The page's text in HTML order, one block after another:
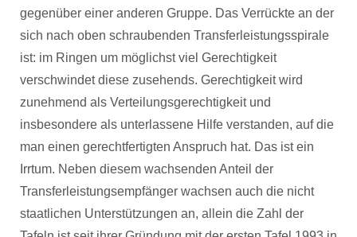
gegenüber einer anderen Gruppe. Das Verrückte an der
sich nach oben schraubenden Transferleistungsspirale
ist: im Ringen um möglichst viel Gerechtigkeit
verschwindet diese zusehends. Gerechtigkeit wird
zunehmend als Verteilungsgerechtigkeit und
insbesondere als unterlassene Hilfe verstanden, auf die
man einen gerechtfertigten Anspruch hat. Das ist ein
Irrtum. Neben diesem wachsenden Anteil der
Transferleistungsempfänger wachsen auch die nicht
staatlichen Unterstützungen an, allein die Zahl der